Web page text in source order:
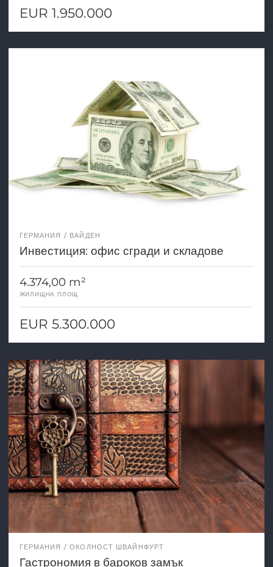
EUR 1.950.000
ГЕРМАНИЯ ВАЙДЕН
Инвестиция: офис сгради и складове
4.374,00 m²
ЖИЛИЩНА ПЛОЩ
EUR 5.300.000
ГЕРМАНИЯ ОКОЛНОСТ ШВАЙНФУРТ
Гастрономия в бароков замък